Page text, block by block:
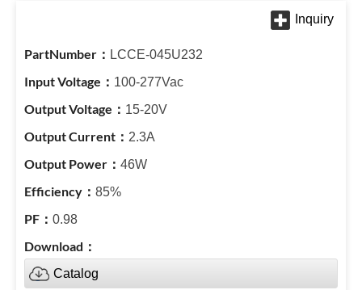
LCCE-045U232
100-277Vac
15-20V
2.3A
46W
85%
0.98
Catalog